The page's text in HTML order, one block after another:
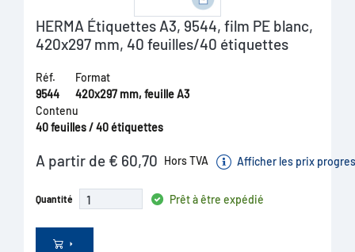
HERMA Étiquettes A3, 9544, film PE blanc,
420x297 mm, 40 feuilles/40 étiquettes
Réf.
9544
Format
420x297 mm, feuille A3
Contenu
40 feuilles / 40 étiquettes
A partir de € 60,70 Hors TVA Afficher les prix
Quantité Prêt à être expédié